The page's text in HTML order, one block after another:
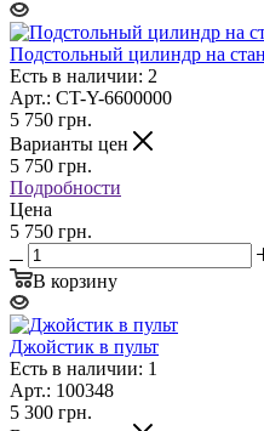
Подстольный цилиндр на
Есть в наличии: 2
Арт.: CT-Y-6600000
5 750 грн.
Варианты цен
5 750 грн.
Подробности
Цена
5 750 грн.
В корзину
Джойстик в пульт
Есть в наличии: 1
Арт.: 100348
5 300 грн.